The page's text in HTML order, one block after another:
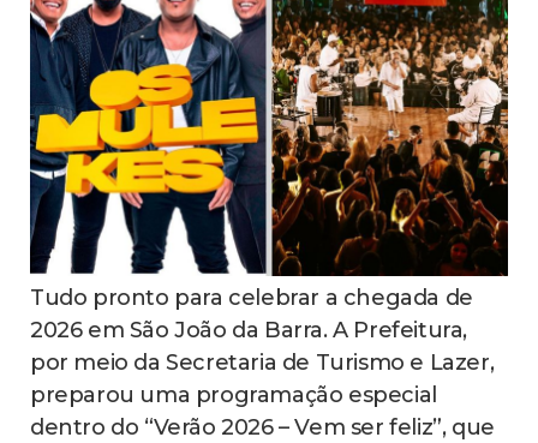
Tudo pronto para celebrar a chegada de
2026 em São João da Barra. A Prefeitura,
por meio da Secretaria de Turismo e Lazer,
preparou uma programação especial
dentro do “Verão 2026 – Vem ser feliz”, que